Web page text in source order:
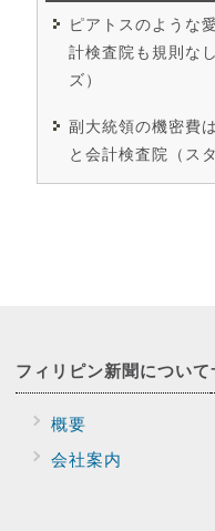
ピアトスのような
計検査院も規則な
ズ）
副大統領の機密費
と会計検査院（スタ
フィリピン新聞について
概要
会社案内